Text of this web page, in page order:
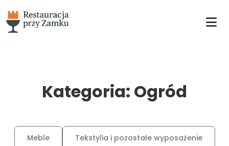
Kategoria: Ogród
Meble Tekstylia i pozostałe wyposażenie